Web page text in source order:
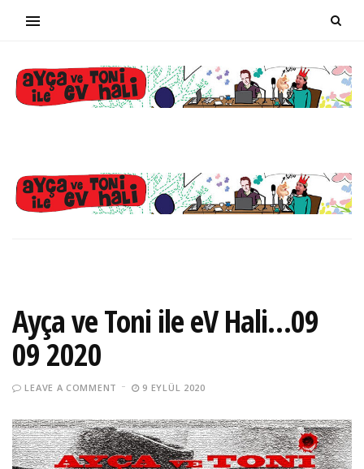
Ayça ve Toni ile eV Hali…09
09 2020
LEAVE A COMMENT 9 EYLÜL 2020